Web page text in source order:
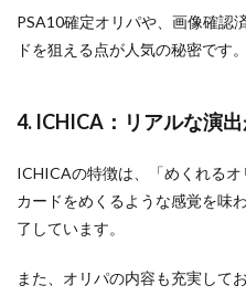
PSA10確定オリパや、画像確認
ドを狙える点が人気の秘密です。
4. ICHICA：リアルな演
ICHICAの特徴は、「めくれる
カードをめくるような感覚を味
了しています。
また、オリパの内容も充実して